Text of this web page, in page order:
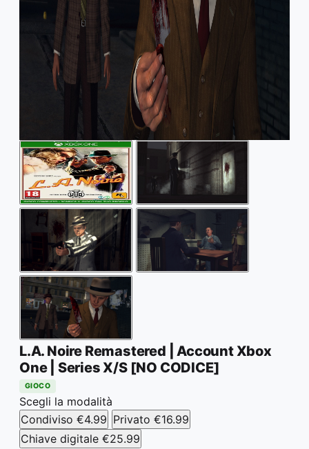
L.A. Noire Remastered | Account Xbox
One | Series X/S [NO CODICE]
GIOCO
Scegli la modalità
Condiviso €4.99 Privato €16.99
Chiave digitale €25.99